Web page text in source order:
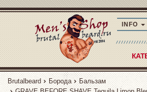
INFO
Brutalbeard Борода
Бальзам